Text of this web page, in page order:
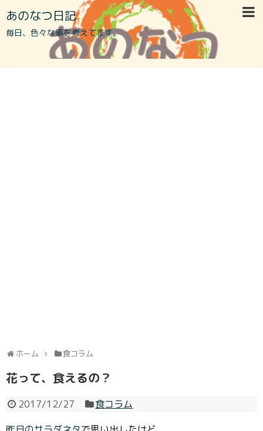
あのなつ日記
毎日、色々な事を考えてます。
ホーム 食コラム
花って、食えるの？
2017/12/27
食コラム